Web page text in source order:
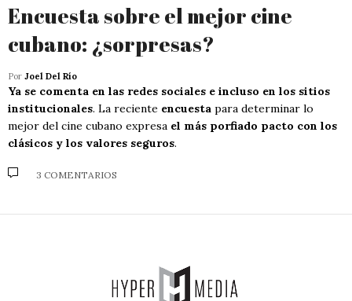
Encuesta sobre el mejor cine
cubano: ¿sorpresas?
Por Joel Del Río
Ya se comenta en las redes sociales e incluso en los sitios
institucionales. La reciente encuesta para determinar lo
mejor del cine cubano expresa el más porfiado pacto con los
clásicos y los valores seguros.
3 COMENTARIOS